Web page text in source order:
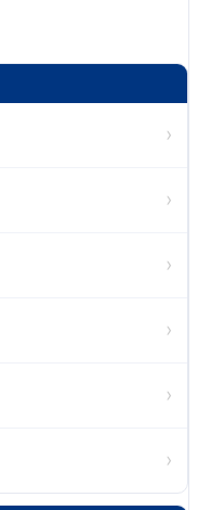
›
›
›
›
›
›